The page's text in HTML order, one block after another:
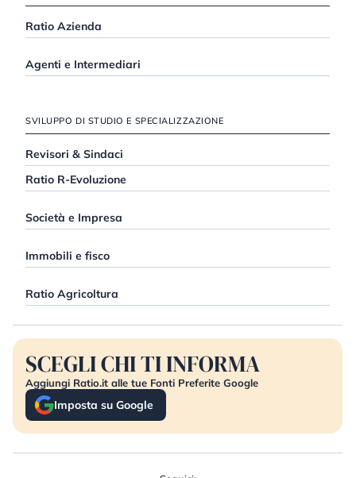
Ratio Azienda
Agenti e Intermediari
SVILUPPO DI STUDIO E SPECIALIZZAZIONE
Revisori & Sindaci
Ratio R-Evoluzione
Società e Impresa
Immobili e fisco
Ratio Agricoltura
SCEGLI CHI TI INFORMA
Aggiungi Ratio.it alle tue Fonti Preferite Google
Imposta su Google